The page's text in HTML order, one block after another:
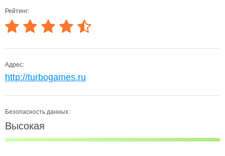
Рейтинг:
Адрес:
http://turbogames.ru
Безопасность данных:
Высокая